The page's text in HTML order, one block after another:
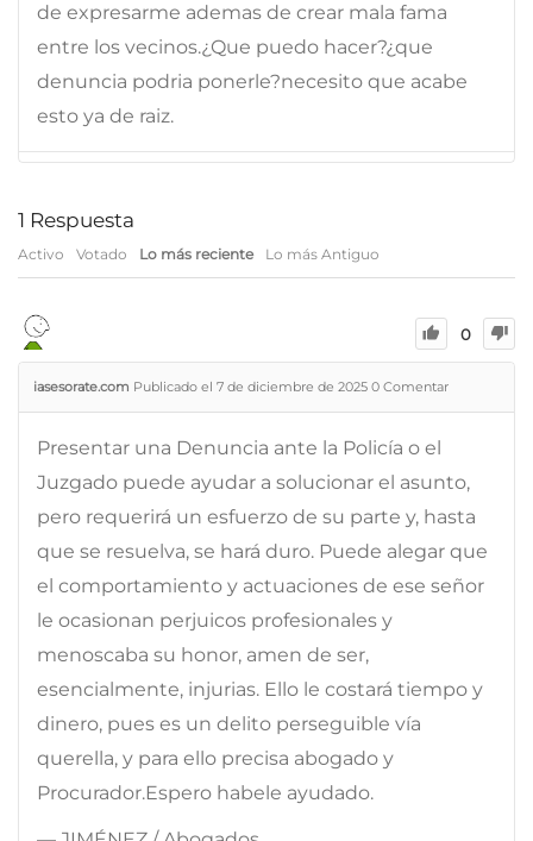
de expresarme ademas de crear mala fama
entre los vecinos.¿Que puedo hacer?¿que
denuncia podria ponerle?necesito que acabe
esto ya de raiz.
1 Respuesta
Activo Votado Lo más reciente Lo más Antiguo
0
iasesorate.com Publicado el 7 de diciembre de 2025 0 Comentar
Presentar una Denuncia ante la Policía o el
Juzgado puede ayudar a solucionar el asunto,
pero requerirá un esfuerzo de su parte y, hasta
que se resuelva, se hará duro. Puede alegar que
el comportamiento y actuaciones de ese señor
le ocasionan perjuicos profesionales y
menoscaba su honor, amen de ser,
esencialmente, injurias. Ello le costará tiempo y
dinero, pues es un delito perseguible vía
querella, y para ello precisa abogado y
Procurador.Espero habele ayudado.